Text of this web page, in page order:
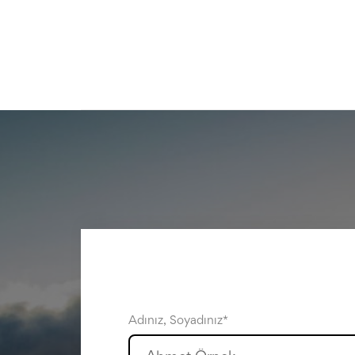
Adınız, Soyadınız*